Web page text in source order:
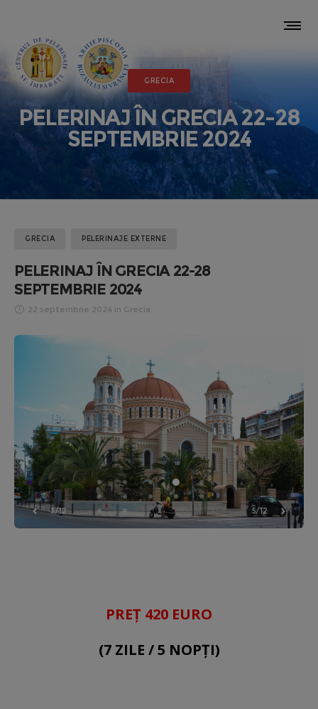
GRECIA
PELERINAJ ÎN GRECIA 22-28
SEPTEMBRIE 2024
GRECIA PELERINAJE EXTERNE
PELERINAJ ÎN GRECIA 22-28
SEPTEMBRIE 2024
22 septembrie 2024 in Grecia
3/12 5/12
PREȚ 420 EURO
(7 ZILE / 5 NOPȚI)